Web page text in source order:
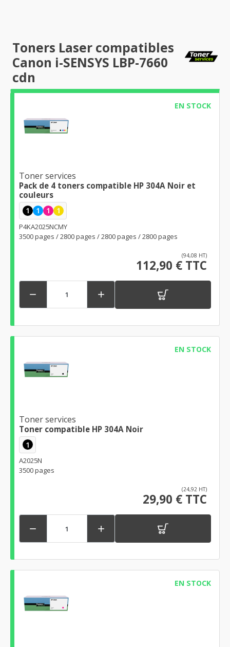
Toners Laser compatibles
Canon i-SENSYS LBP-7660
cdn
EN STOCK
Toner services
Pack de 4 toners compatible HP 304A Noir et
couleurs
1 1 1 1
P4KA2025NCMY
3500 pages / 2800 pages / 2800 pages / 2800 pages
(94,08 HT)
112,90 € TTC
 
EN STOCK
Toner services
Toner compatible HP 304A Noir
1
A2025N
3500 pages
(24,92 HT)
29,90 € TTC
 
EN STOCK